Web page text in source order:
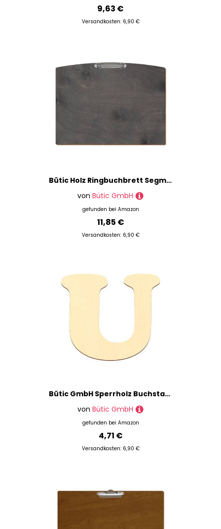
9,63 €
Versandkosten: 6,90 €
Bütic Holz Ringbuchbrett Segmentform farbig - für DIN A3 A4 A5 aus 3mm Birkensperrholz und mit widerstandsfähigem Klarlack versiegelt, Format:A3 quer, Farbe:Grau
von Bütic GmbH
gefunden bei Amazon
11,85 €
Versandkosten: 6,90 €
Bütic GmbH Sperrholz Buchstaben - Cooper - Wunschtext/Schriftzug mit Größenauswahl - Pappel 3mm, Größe:20cm, Buchstaben:großes U
von Bütic GmbH
gefunden bei Amazon
4,71 €
Versandkosten: 6,90 €